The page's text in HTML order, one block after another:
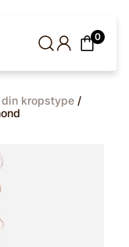
0
kropstype /